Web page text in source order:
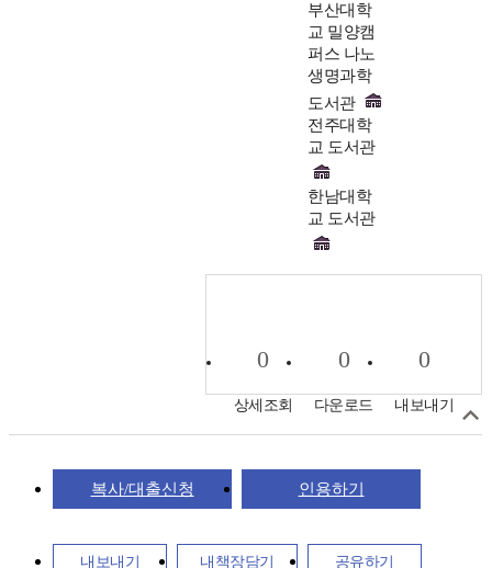
부산대학
교 밀양캠
퍼스 나노
생명과학
도서관
전주대학
교 도서관
한남대학
교 도서관
0
상세조회
0
다운로드
0
내보내기
복사/대출신청 인용하기
내보내기 내책장담기 공유하기